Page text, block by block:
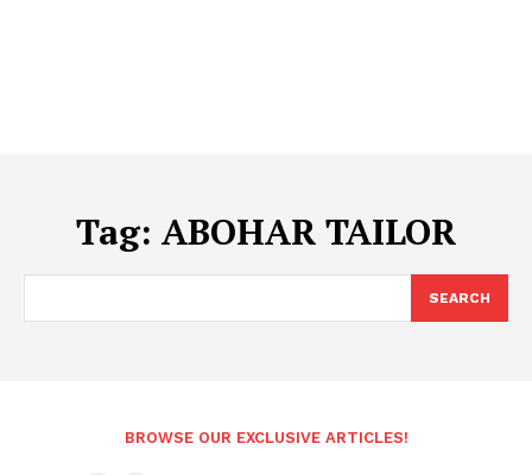
Tag: ABOHAR TAILOR
SEARCH
BROWSE OUR EXCLUSIVE ARTICLES!